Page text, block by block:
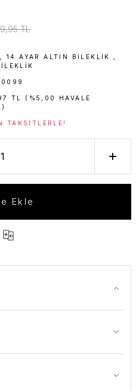
TL
,14 AYAR ALTIN BILEKLIK
TL (%5,00 HAVALE
TAKSITLERLE!
Ekle